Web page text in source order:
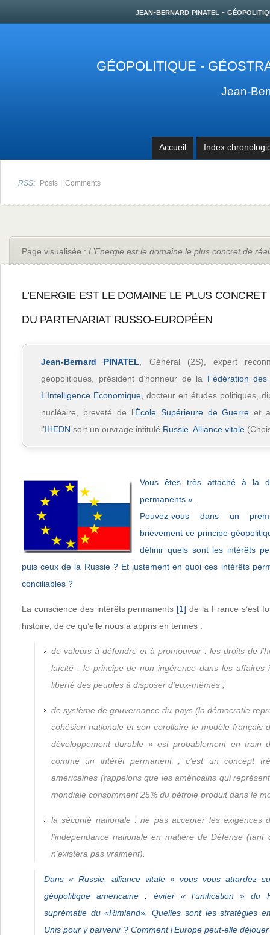
jean-bernard pinatel -
GÉOPOLITIQUE -
Jean-
Accueil Index
RSS: Posts | Comments
Page visualisée : L’Energie est le domaine le plus concret de
L’ENERGIE EST LE DOMAINE LE PLUS
DU PARTENARIAT RUSSO-EUROPÉEN
Jean-Bernard PINATEL , Général (2S), expert
géopolitiques, président d’honneur de la Fédération
L’Intelligence Économique , docteur en études politiques,
nucléaire, breveté de l’École Supérieure de Guerre et
l’IHEDN sort un ouvrage intitulé Russie, Alliance vitale
Vous êtes très attaché à la
permanents ».
Pouvez-vous dans un
brièvement ce principe
définir quels sont les intérêts
puis ceux de la Russie ? Et justement en quoi ces intérêts
conciliables ?
La conscience des intérêts permanents [1]de la France s’est
histoire, de ce qu’elle nous a appris en termes :
de valeurs à défendre et à promouvoir : les droits de
laïcité ; le principe de non ingérence dans les affaires
liberté des peuples à disposer d’eux-mêmes ;
de système de gouvernance du pays (la démocratie
cohésion nationale et son corollaire le modèle français
développement durable » est probablement en train
comme un intérêt permanent ; c’est un concept
américaines (rappelons que les américains qui
mondiale consomment 25% du pétrole produit dans le
la sécurité nationale : ne pas accepter les exigences
l’indépendance nationale en matière de Défense (tant
n’existera pas vraiment).
Dans « Russie, alliance vitale » vous vous attardez
géopolitique américaine : éviter « l’unification » du
suprématie du «Rimland». Quelles sont les stratégies
Unis pour y parvenir ? Comment l’Europe peut-elle